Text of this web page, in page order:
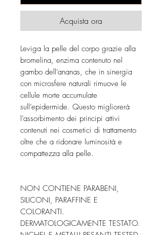
Acquista ora
Leviga la pelle del corpo grazie alla
bromelina, enzima contenuto nel
gambo dell’ananas, che in sinergia
con microsfere naturali rimuove le
cellule morte accumulate
sull’epidermide. Questo migliorerà
l’assorbimento dei principi attivi
contenuti nei cosmetici di trattamento
oltre che a ridonare luminosità e
compattezza alla pelle.
NON CONTIENE PARABENI,
SILICONI, PARAFFINE E
COLORANTI.
DERMATOLOGICAMENTE TESTATO.